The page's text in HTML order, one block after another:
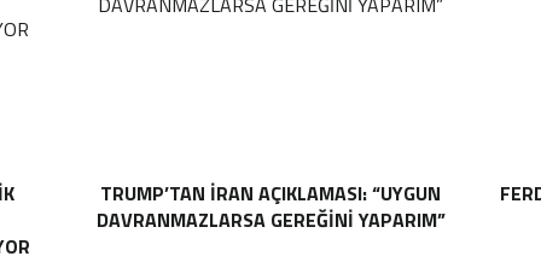
TRUMP’TAN İRAN AÇIKLAMASI: “UYGUN
DAVRANMAZLARSA GEREĞINI YAPARIM”